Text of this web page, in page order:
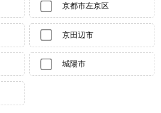
京都市左京区
京田辺市
城陽市